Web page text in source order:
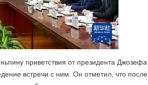
приветствия от президента Джозефа
встречи с ним. Он отметил, что после